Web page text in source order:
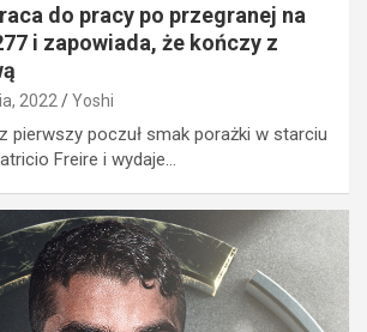
do pracy po przegranej na
i zapowiada, że kończy z
2022 Yoshi
pierwszy poczuł smak porażki w starciu
Freire i wydaje…